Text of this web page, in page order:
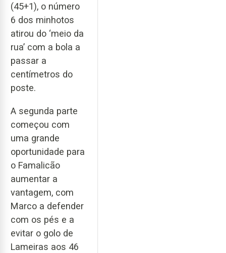
(45+1), o número
6 dos minhotos
atirou do ‘meio da
rua’ com a bola a
passar a
centímetros do
poste.
A segunda parte
começou com
uma grande
oportunidade para
o Famalicão
aumentar a
vantagem, com
Marco a defender
com os pés e a
evitar o golo de
Lameiras aos 46